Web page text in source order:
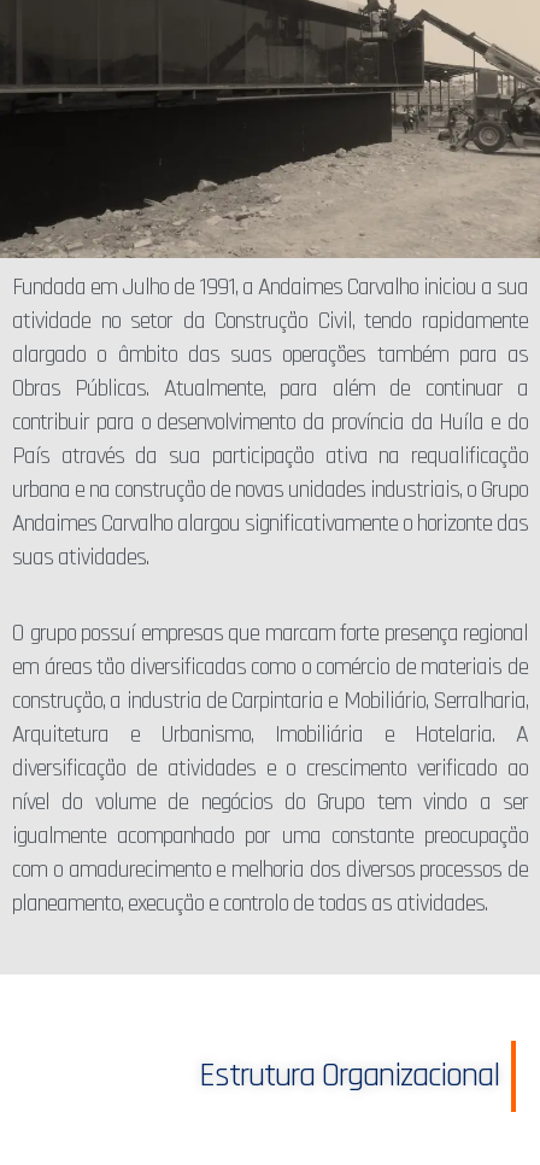
Fundada em Julho de 1991, a Andaimes Carvalho iniciou a sua
atividade no setor da Construção Civil, tendo rapidamente
alargado o âmbito das suas operações também para as
Obras Públicas. Atualmente, para além de continuar a
contribuir para o desenvolvimento da província da Huíla e do
País através da sua participação ativa na requalificação
urbana e na construção de novas unidades industriais, o Grupo
Andaimes Carvalho alargou significativamente o horizonte das
suas atividades.
O grupo possuí empresas que marcam forte presença regional
em áreas tão diversificadas como o comércio de materiais de
construção, a industria de Carpintaria e Mobiliário, Serralharia,
Arquitetura e Urbanismo, Imobiliária e Hotelaria. A
diversificação de atividades e o crescimento verificado ao
nível do volume de negócios do Grupo tem vindo a ser
igualmente acompanhado por uma constante preocupação
com o amadurecimento e melhoria dos diversos processos de
planeamento, execução e controlo de todas as atividades.
Estrutura Organizacional